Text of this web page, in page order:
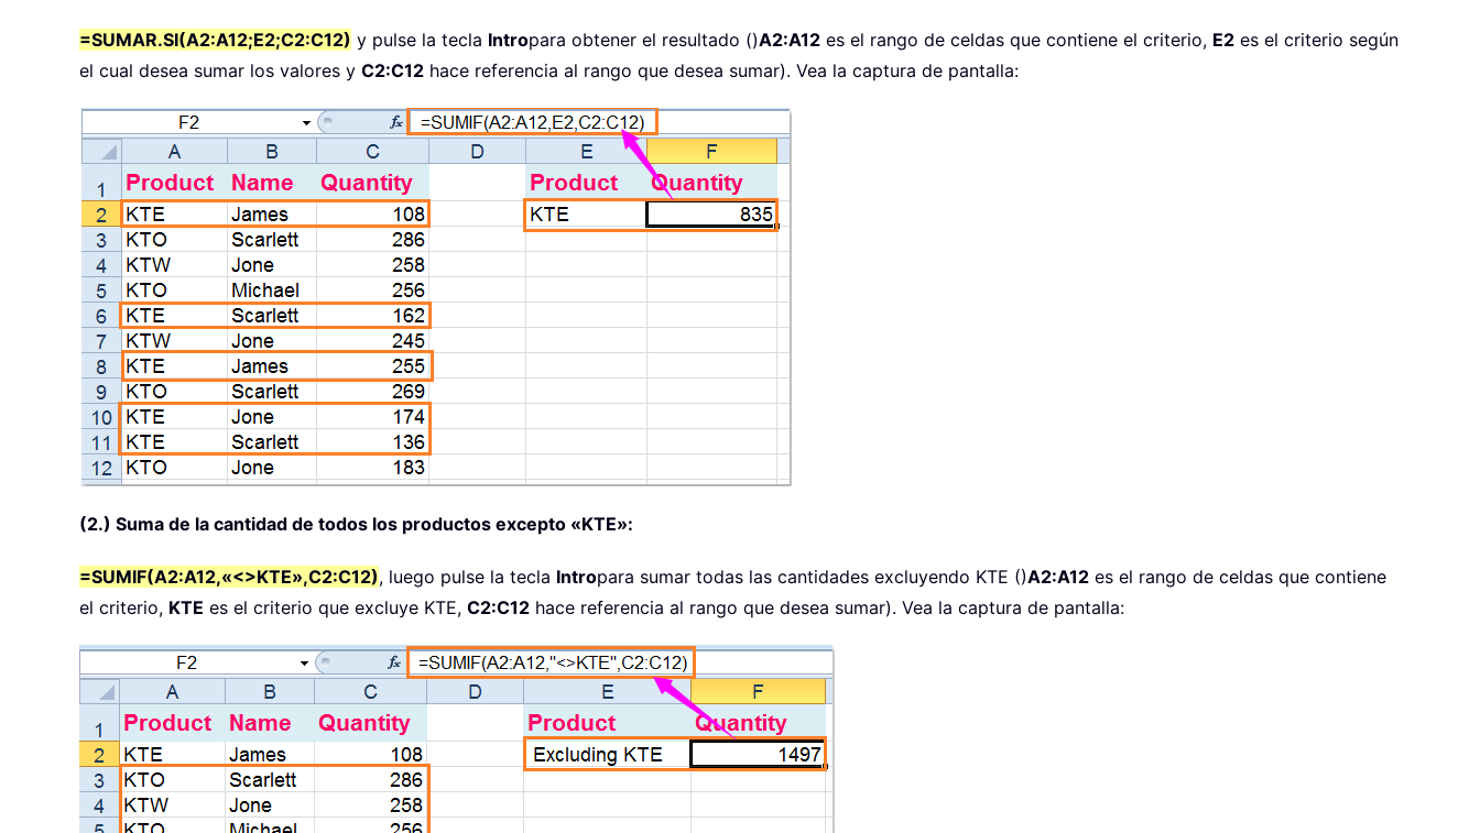
=SUMAR.SI(A2:A12;E2;C2:C12) y pulse la tecla Intropara obtener el resultado ()A2:A12 es el rango de celdas que contiene el criterio, E2 es el criterio según
el cual desea sumar los valores y C2:C12 hace referencia al rango que desea sumar). Vea la captura de pantalla:
(2.) Suma de la cantidad de todos los productos excepto «KTE»:
=SUMIF(A2:A12,«<>KTE»,C2:C12), luego pulse la tecla Intropara sumar todas las cantidades excluyendo KTE ()A2:A12 es el rango de celdas que contiene
el criterio, KTE es el criterio que excluye KTE, C2:C12 hace referencia al rango que desea sumar). Vea la captura de pantalla: